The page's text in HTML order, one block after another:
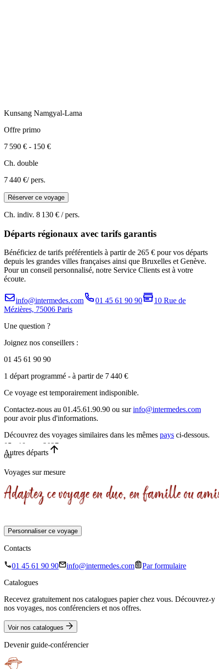
Kunsang Namgyal-Lama
Offre primo
7 590 € - 150 €
Ch. double
7 440 €/ pers.
Réserver ce voyage
Ch. indiv. 8 130 € / pers.
Départs régionaux avec tarifs garantis
Bénéficiez de tarifs préférentiels à partir de 265 € pour vos départs
depuis les grandes villes françaises ainsi que Bruxelles et Genève.
Pour un conseil personnalisé, notre Service Clients est à votre
écoute.
info@intermedes.com 01 45 61 90 90
10 Rue de
Mézières, 75006 Paris
Une question ?
Joignez nos conseillers :
01 45 61 90 90
1 départ programmé - à partir de 7 440 €
Ce voyage est temporairement indisponible.
Contactez-nous au 01.45.61.90.90 ou surinfo@intermedes.com
pour avoir plus d'informations.
Découvrez des voyages similaires dans les mêmes pays ci-dessous.
05 - 19 nov. 2027
15 jours
Autres départs
ou
Voyages sur mesure
Personnaliser ce voyage
Contacts
01 45 61 90 90 info@intermedes.com
Par formulaire
Catalogues
Recevez gratuitement nos catalogues papier chez vous. Découvrez-y
nos voyages, nos conférenciers et nos offres.
Voir nos catalogues
Devenir guide-conférencier